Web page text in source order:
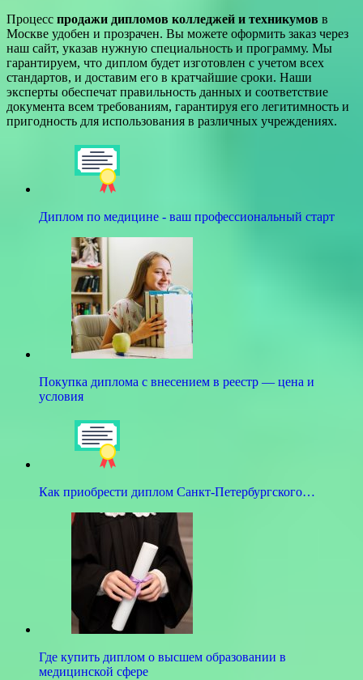
Процесс продажи дипломов колледжей и техникумов в
Москве удобен и прозрачен. Вы можете оформить заказ через
наш сайт, указав нужную специальность и программу. Мы
гарантируем, что диплом будет изготовлен с учетом всех
стандартов, и доставим его в кратчайшие сроки. Наши
эксперты обеспечат правильность данных и соответствие
документа всем требованиям, гарантируя его легитимность и
пригодность для использования в различных учреждениях.
Диплом по медицине - ваш профессиональный старт
Покупка диплома с внесением в реестр — цена и
условия
Как приобрести диплом Санкт-Петербургского…
Где купить диплом о высшем образовании в
медицинской сфере